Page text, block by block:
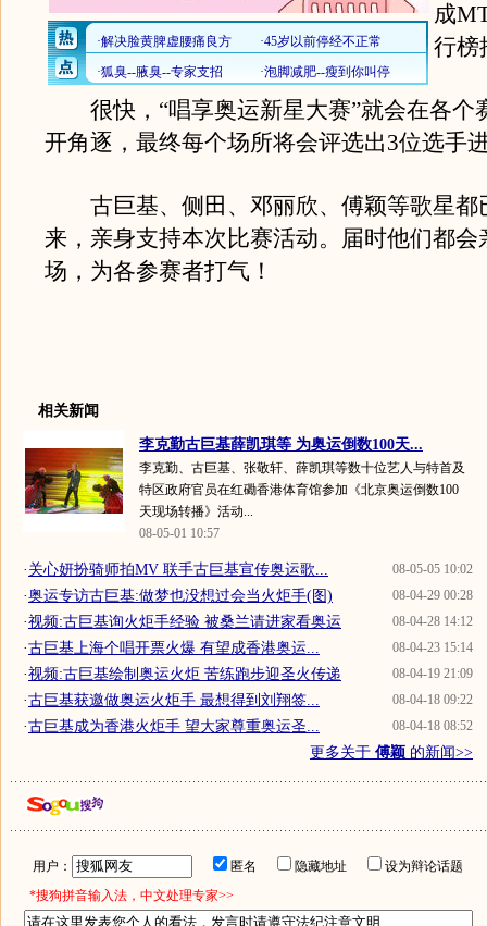
成
行榜
很快，“唱享奥运新星大赛”就会在各个
开角逐，最终每个场所将会评选出3位选手
古巨基、侧田、邓丽欣、傅颖等歌星都
来，亲身支持本次比赛活动。届时他们都会
场，为各参赛者打气！
相关新闻
李克勤古巨基薛凯琪等 为奥运倒数100天...
李克勤、古巨基、张敬轩、薛凯琪等数十位艺人与特首及
特区政府官员在红磡香港体育馆参加《北京奥运倒数100
天现场转播》活动...
08-05-01 10:57
08-05-05 10:02
·关心妍扮骑师拍MV 联手古巨基宣传奥运歌...
08-04-29 00:28
·奥运专访古巨基:做梦也没想过会当火炬手(图)
08-04-28 14:12
·视频:古巨基询火炬手经验 被桑兰请进家看奥运
08-04-23 15:14
·古巨基上海个唱开票火爆 有望成香港奥运...
08-04-19 21:09
·视频:古巨基绘制奥运火炬 苦练跑步迎圣火传递
08-04-18 09:22
·古巨基获邀做奥运火炬手 最想得到刘翔签...
08-04-18 08:52
·古巨基成为香港火炬手 望大家尊重奥运圣...
更多关于 傅颖 的新闻>>
用户： 匿名 隐藏地址
设为辩论话题
*搜狗拼音输入法，中文处理专家>>